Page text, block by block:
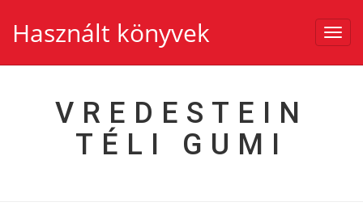
Használt könyvek
VREDESTEIN
TÉLI GUMI